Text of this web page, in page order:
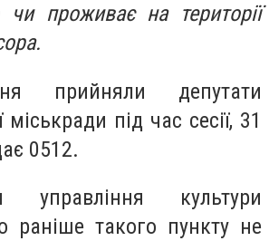
чи проживає на території
прийняли депутати
міськради під час сесії, 31
0512.
управління культури
раніше такого пункту не